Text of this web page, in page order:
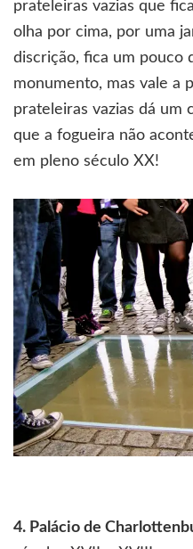
prateleiras vazias que
olha por cima, por uma
discrição, fica um pouco
monumento, mas vale a
prateleiras vazias dá um
que a fogueira não
em pleno século XX!
4. Palácio de